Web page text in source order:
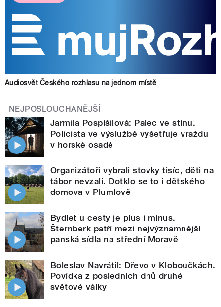
Audiosvět Českého rozhlasu na jednom místě
NEJPOSLOUCHANĚJŠÍ
Jarmila Pospíšilová: Palec ve stínu.
Policista ve výslužbě vyšetřuje vraždu
v horské osadě
Organizátoři vybrali stovky tisíc, děti na
tábor nevzali. Dotklo se to i dětského
domova v Plumlově
Bydlet u cesty je plus i mínus.
Šternberk patří mezi nejvýznamnější
panská sídla na střední Moravě
Boleslav Navrátil: Dřevo v Kloboučkách.
Povídka z posledních dnů druhé
světové války